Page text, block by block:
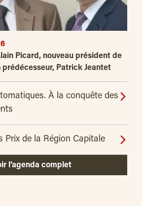
Picard, nouveau président de
prédécesseur, Patrick Jeantet
À la conquête des
Prix de la Région Capitale
l’agenda complet